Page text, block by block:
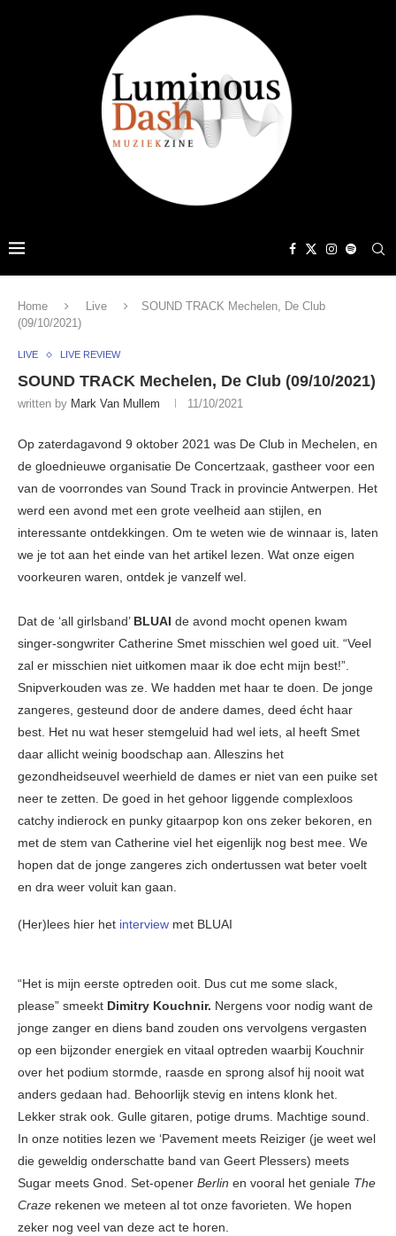
Home Live
SOUND TRACK Mechelen, De Club
(09/10/2021)
LIVE LIVE REVIEW
SOUND TRACK Mechelen, De Club (09/10/2021)
written by Mark Van Mullem 11/10/2021
Op zaterdagavond 9 oktober 2021 was De Club in Mechelen, en
de gloednieuwe organisatie De Concertzaak, gastheer voor een
van de voorrondes van Sound Track in provincie Antwerpen. Het
werd een avond met een grote veelheid aan stijlen, en
interessante ontdekkingen. Om te weten wie de winnaar is, laten
we je tot aan het einde van het artikel lezen. Wat onze eigen
voorkeuren waren, ontdek je vanzelf wel.
Dat de ‘all girlsband’ BLUAI de avond mocht openen kwam
singer-songwriter Catherine Smet misschien wel goed uit. “Veel
zal er misschien niet uitkomen maar ik doe echt mijn best!”.
Snipverkouden was ze. We hadden met haar te doen. De jonge
zangeres, gesteund door de andere dames, deed écht haar
best. Het nu wat heser stemgeluid had wel iets, al heeft Smet
daar allicht weinig boodschap aan. Alleszins het
gezondheidseuvel weerhield de dames er niet van een puike set
neer te zetten. De goed in het gehoor liggende complexloos
catchy indierock en punky gitaarpop kon ons zeker bekoren, en
met de stem van Catherine viel het eigenlijk nog best mee. We
hopen dat de jonge zangeres zich ondertussen wat beter voelt
en dra weer voluit kan gaan.
(Her)lees hier het interview met BLUAI
“Het is mijn eerste optreden ooit. Dus cut me some slack,
please” smeekt Dimitry Kouchnir. Nergens voor nodig want de
jonge zanger en diens band zouden ons vervolgens vergasten
op een bijzonder energiek en vitaal optreden waarbij Kouchnir
over het podium stormde, raasde en sprong alsof hij nooit wat
anders gedaan had. Behoorlijk stevig en intens klonk het.
Lekker strak ook. Gulle gitaren, potige drums. Machtige sound.
In onze notities lezen we ‘Pavement meets Reiziger (je weet wel
die geweldig onderschatte band van Geert Plessers) meets
Sugar meets Gnod. Set-opener Berlin en vooral het geniale The
Craze rekenen we meteen al tot onze favorieten. We hopen
zeker nog veel van deze act te horen.